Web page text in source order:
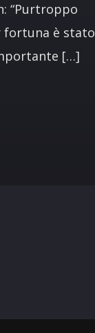
“Purtroppo
fortuna è stato
[…]